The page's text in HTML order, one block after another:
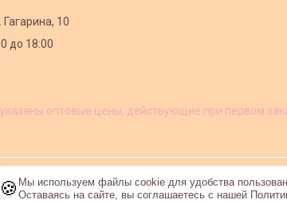
Гагарина, 10
до 18:00
оптовые цены, действующие при первом
🍪 Мы используем файлы cookie для удобства
Оставаясь на сайте, вы соглашаетесь с нашей